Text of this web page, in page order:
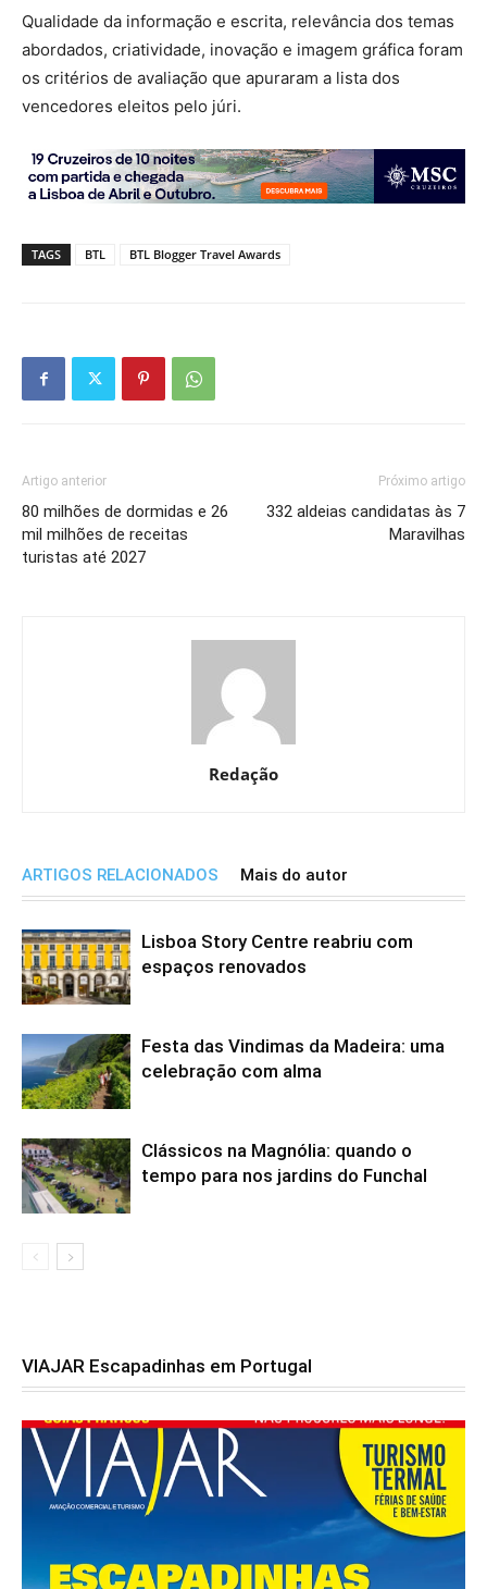
Qualidade da informação e escrita, relevância dos temas
abordados, criatividade, inovação e imagem gráfica foram
os critérios de avaliação que apuraram a lista dos
vencedores eleitos pelo júri.
TAGS BTL BTL Blogger Travel Awards
Artigo anterior
80 milhões de dormidas e 26
mil milhões de receitas
turistas até 2027
Próximo artigo
332 aldeias candidatas às 7
Maravilhas
Redação
ARTIGOS RELACIONADOS Mais do autor
Lisboa Story Centre reabriu com
espaços renovados
Festa das Vindimas da Madeira: uma
celebração com alma
Clássicos na Magnólia: quando o
tempo para nos jardins do Funchal
VIAJAR Escapadinhas em Portugal